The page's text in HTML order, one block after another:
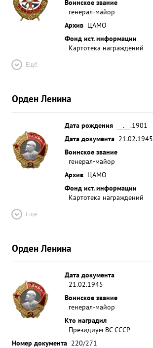
Воинское звание
генерал-майор
Архив ЦАМО
Фонд ист. информации
Картотека награждений
Ещё
Орден Ленина
Дата рождения
__.__.1901
Дата документа 21.02.1945
Воинское звание
генерал-майор
Архив ЦАМО
Фонд ист. информации
Картотека награждений
Ещё
Орден Ленина
Дата документа
21.02.1945
Воинское звание
генерал-майор
Кто наградил
Президиум ВС СССР
Номер документа 220/271